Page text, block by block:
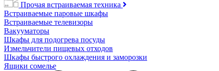
Прочая встраиваемая техника
Встраиваемые паровые шкафы
Встраиваемые телевизоры
Вакууматоры
Шкафы для подогрева посуды
Измельчители пищевых отходов
Шкафы быстрого охлаждения и заморозки
Ящики сомелье